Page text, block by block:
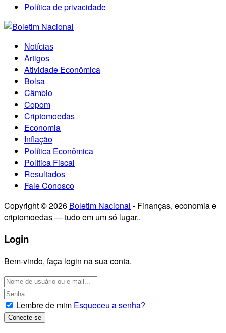
Política de privacidade
Notícias
Artigos
Atividade Econômica
Bolsa
Câmbio
Copom
Criptomoedas
Economia
Inflação
Política Econômica
Política Fiscal
Resultados
Fale Conosco
Copyright © 2026 Boletim Nacional - Finanças, economia e
criptomoedas — tudo em um só lugar..
Login
Bem-vindo, faça login na sua conta.
Lembre de mim Esqueceu a senha?